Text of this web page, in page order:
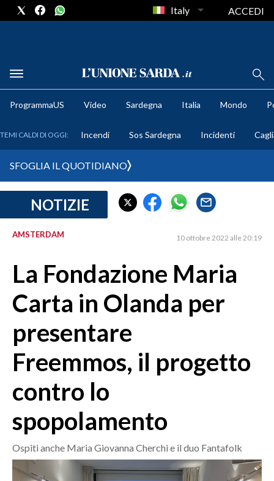
METEO
CRONACA SARDEGNA
MEDIO CAMPIDANO
ORISTANO E PROVINCIA
GALLURA
NUORO E PROVINCIA
OGLIASTRA
AGENDA
CRONACA
MONDO
Italy ACCEDI
ProgrammaUS Video Sardegna Italia Mondo
TEMI CALDI DI OGGI: Incendi Sos Sardegna Incidenti
SFOGLIA IL QUOTIDIANO
NOTIZIE
AMSTERDAM 10 ottobre 2022 alle 20:19
La Fondazione Maria
Carta in Olanda per
presentare
Freemmos, il progetto
contro lo
spopolamento
Ospiti anche Maria Giovanna Cherchi e il duo Fantafolk